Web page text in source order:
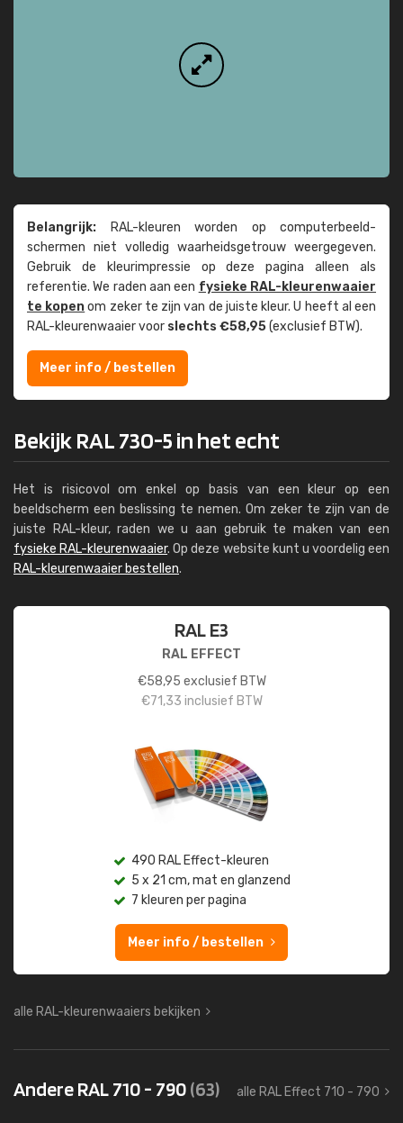
Belangrijk: RAL-kleuren worden op computer­beeld­
schermen niet volledig waarheids­­getrouw weer­gegeven.
Gebruik de kleur­impressie op deze pagina alleen als
referentie. We raden aan een fysieke RAL-kleuren­waaier
te kopenom zeker te zijn van de juiste kleur. U heeft al een
RAL-kleuren­waaier voor slechts €58,95(exclusief BTW).
Meer info / bestellen
Bekijk RAL 730-5 in het echt
Het is risicovol om enkel op basis van een kleur op een
beeldscherm een beslissing te nemen. Om zeker te zijn van de
juiste RAL-kleur, raden we u aan gebruik te maken van een
fysieke RAL-kleurenwaaier. Op deze website kunt u voordelig een
RAL-kleurenwaaier bestellen.
RAL E3
RAL EFFECT
€58,95 exclusief BTW
€71,33 inclusief BTW
490 RAL Effect-kleuren
5 x 21 cm, mat en glanzend
7 kleuren per pagina
Meer info / bestellen
alle RAL-kleurenwaaiers bekijken
Andere RAL 710 - 790(63) alle RAL Effect 710 - 790